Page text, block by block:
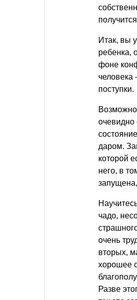
Итак, вы
ребенка,
фоне
человека
поступки.
очевидно
даром.
которой
него, в
чадо,
очень
вторых,
хорошее
Разве